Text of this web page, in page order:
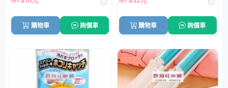
購物車 詢價車 購物車 詢價車